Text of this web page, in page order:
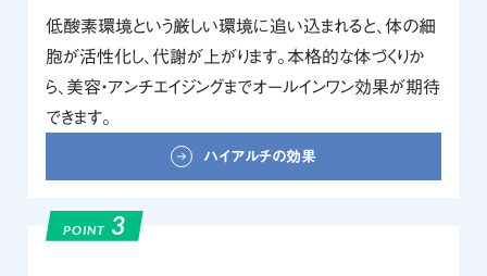
低酸素環境という厳しい環境に追い込まれると、体の細
胞が活性化し、代謝が上がります。本格的な体づくりか
ら、美容・アンチエイジングまでオールインワン効果が期待
できます。
ハイアルチの効果
POINT 3